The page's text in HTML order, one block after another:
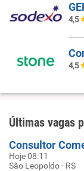
4,5
4,5
Últimas vagas
Consultor
Hoje 08:11
São Leopoldo - RS